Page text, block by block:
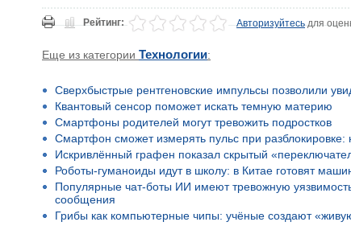
Рейтинг: Авторизуйтесьдля
Еще из категории Технологии:
Сверхбыстрые рентгеновские импульсы позволили
Квантовый сенсор поможет искать темную материю
Смартфоны родителей могут тревожить подростков
Смартфон сможет измерять пульс при разблокировке:
Искривлённый графен показал скрытый
Роботы-гуманоиды идут в школу: в Китае готовят
Популярные чат-боты ИИ имеют тревожную
сообщения
Грибы как компьютерные чипы: учёные создают